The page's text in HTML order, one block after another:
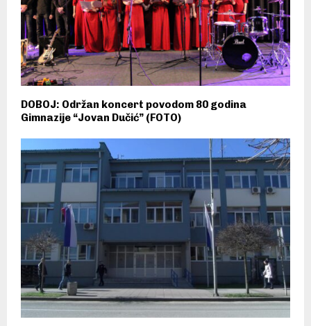
DOBOJ: Održan koncert povodom 80 godina
Gimnazije “Jovan Dučić” (FOTO)